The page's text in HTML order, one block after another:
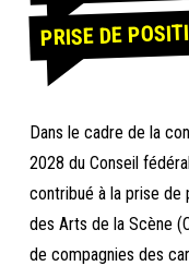
PRISE DE
Dans le cadre de la
2028 du Conseil
contribué à la prise de
des Arts de la Scène
de compagnies des